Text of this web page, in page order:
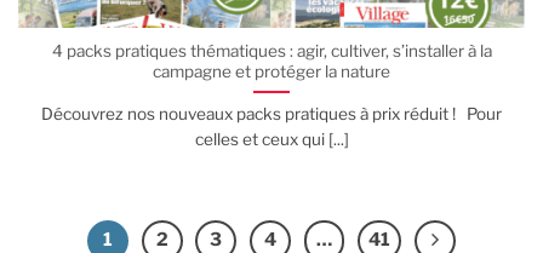
4 packs pratiques thématiques : agir, cultiver, s’installer à la
campagne et protéger la nature
Découvrez nos nouveaux packs pratiques à prix réduit ! Pour
celles et ceux qui [...]
1 2 3 4 … 41